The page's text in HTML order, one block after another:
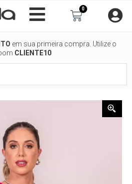
0
Carrinho
em sua primeira compra. Utilize o
CLIENTE10